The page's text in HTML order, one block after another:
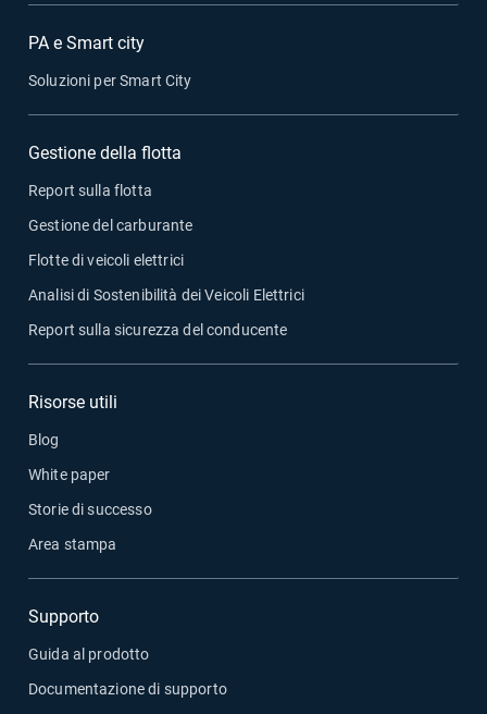
PA e Smart city
Soluzioni per Smart City
Gestione della flotta
Report sulla flotta
Gestione del carburante
Flotte di veicoli elettrici
Analisi di Sostenibilità dei Veicoli Elettrici
Report sulla sicurezza del conducente
Risorse utili
Blog
White paper
Storie di successo
Area stampa
Supporto
Guida al prodotto
Documentazione di supporto